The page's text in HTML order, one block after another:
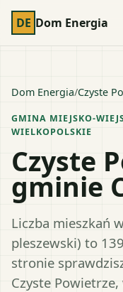
DE Dom Energia
Dom Energia/Czyste
GMINA MIEJSKO-
WIELKOPOLSKIE
Czyste
gminie
Liczba mieszkań
pleszewski) to
stronie
Czyste